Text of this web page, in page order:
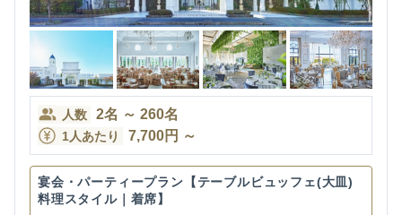
人数 2名 ～ 260名
1人あたり 7,700円 ～
宴会・パーティープラン【テーブルビュッフェ(大皿)
料理スタイル｜着席】